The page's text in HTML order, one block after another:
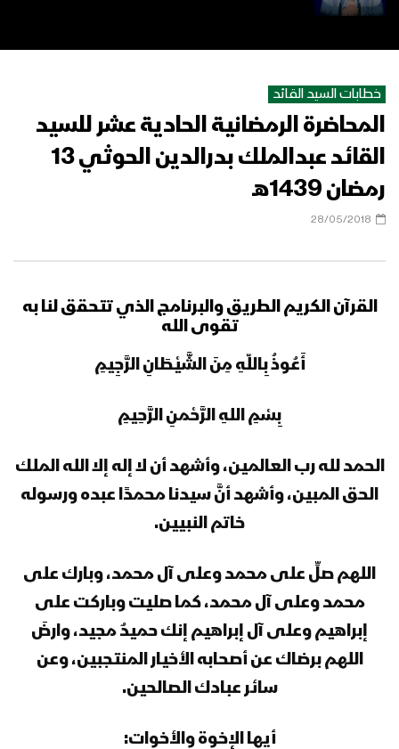
المحاضرة الرمضانية الخامسة والعشرون
للسيد القائد عبدالملك بدرالدين الحوثي
27 رمضان 1444هـ
26 رمضان 1444هـ
المحاضرة الرمضانية الثالثة والعشرون للسيد
المحاضرة الرمضانية الحادية والعشرون
للسيد القائد عبدالملك بدرالدين الحوثي
المحاضرة الرمضانية التاسعة عشرة (ذكرى
استشهاد الإمام علي عليه السلام) للسيد
رمضان 1444هـ
المحاضرة الرمضانية الثامنة عشرة للسيد
خطابات السيد القائد
المحاضرة الرمضانية الحادية عشر للسيد
القائد عبدالملك بدرالدين الحوثي 13
رمضان 1439هـ
28/05/2018
القرآن الكريم الطريق والبرنامج الذي تتحقق لنا به
تقوى الله
أَعُوذُ بِاللّهِ مِنَ الشَّيْطَانِ الرَّجِيمِ
بِسْمِ اللهِ الرَّحْمنِ الرَّحِيمِ
الحمد لله رب العالمين، وأشهد أن لا إله إلا الله الملك
الحق المبين، وأشهد أنَّ سيدنا محمدًا عبده ورسوله
خاتم النبيين.
اللهم صلِّ على محمد وعلى آل محمد، وبارك على
محمد وعلى آل محمد، كما صليت وباركت على
إبراهيم وعلى آل إبراهيم إنك حميدٌ مجيد، وارضَ
اللهم برضاك عن أصحابه الأخيار المنتجبين، وعن
سائر عبادك الصالحين.
أيها الإخوة والأخوات: